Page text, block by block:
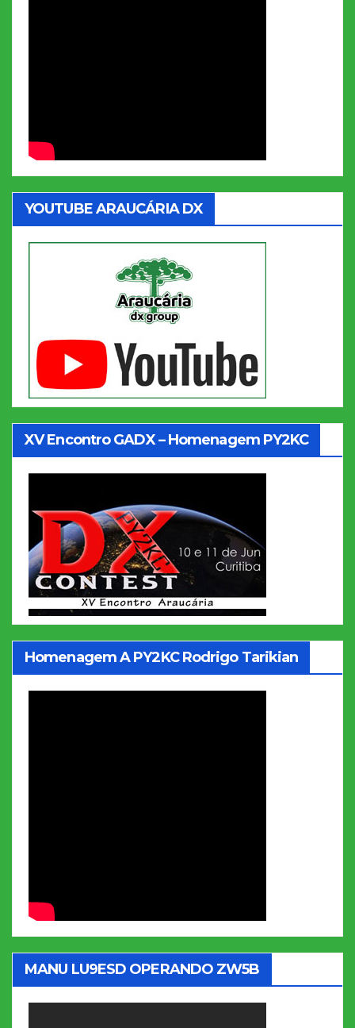
YOUTUBE ARAUCÁRIA DX
XV Encontro GADX – Homenagem PY2KC
Homenagem A PY2KC Rodrigo Tarikian
MANU LU9ESD OPERANDO ZW5B